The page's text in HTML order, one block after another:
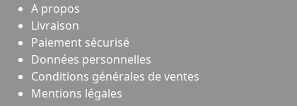
A propos
Livraison
Paiement sécurisé
Données personnelles
Conditions générales de ventes
Mentions légales